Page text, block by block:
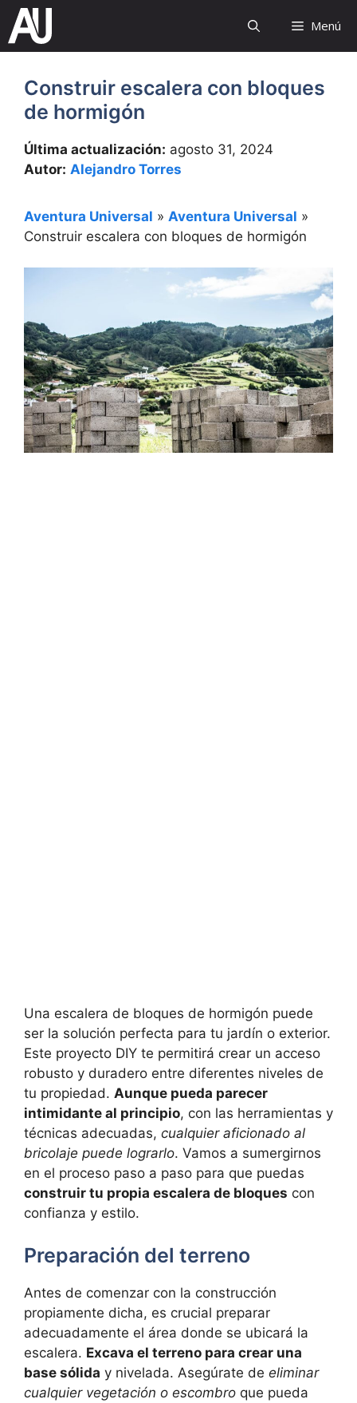
Saltar
contenido
Menú
Construir escalera con bloques
de hormigón
Última actualización: agosto 31, 2024
Autor: Alejandro Torres
Aventura Universal » Aventura Universal »
Construir escalera con bloques de hormigón
Una escalera de bloques de hormigón puede
ser la solución perfecta para tu jardín o exterior.
Este proyecto DIY te permitirá crear un acceso
robusto y duradero entre diferentes niveles de
tu propiedad. Aunque pueda parecer
intimidante al principio, con las herramientas y
técnicas adecuadas, cualquier aficionado al
bricolaje puede lograrlo. Vamos a sumergirnos
en el proceso paso a paso para que puedas
construir tu propia escalera de bloques con
confianza y estilo.
Preparación del terreno
Antes de comenzar con la construcción
propiamente dicha, es crucial preparar
adecuadamente el área donde se ubicará la
escalera. Excava el terreno para crear una
base sólida y nivelada. Asegúrate de eliminar
cualquier vegetación o escombro que pueda